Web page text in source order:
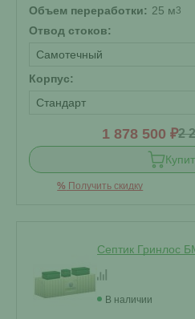
Объем переработки: 25 м3
Отвод стоков:
Самотечный
Корпус:
Стандарт
1 878 500 ₽2
% Получить скидку
Септик Гринлос
В наличии